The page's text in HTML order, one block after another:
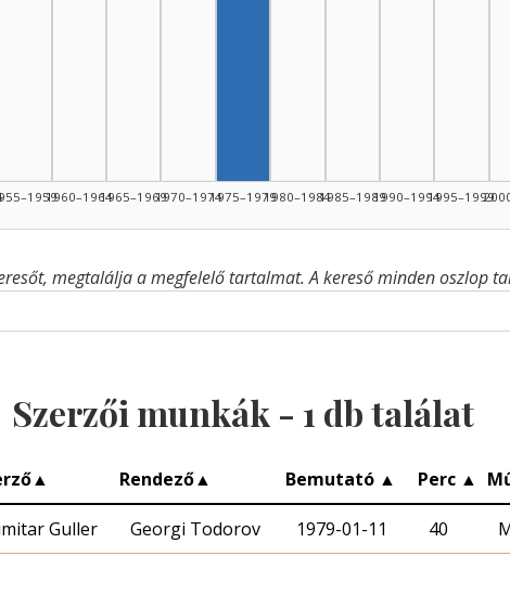
1960–19641965–19691970–19741975–19791980–19841985–19891990–19941995–1999
megtalálja a megfelelő tartalmat. A kereső minden oszlop
Szerzői munkák - 1 db találat
▲ Rendező▲ Bemutató ▲ Perc ▲
Guller Georgi Todorov 1979-01-11 40